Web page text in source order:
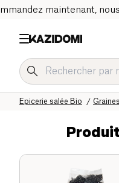
maintenant,
Epicerie salée Bio
Notre catalogue
Accueil